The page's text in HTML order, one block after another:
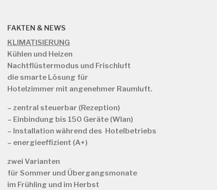
FAKTEN & NEWS
KLIMATISIERUNG
Kühlen und Heizen
Nachtflüstermodus und Frischluft
die smarte Lösung für
Hotelzimmer mit angenehmer Raumluft.
– zentral steuerbar (Rezeption)
– Einbindung bis 150 Geräte (Wlan)
– Installation während des Hotelbetriebs
– energieeffizient (A+)
zwei Varianten
für Sommer und Übergangsmonate
im Frühling und im Herbst